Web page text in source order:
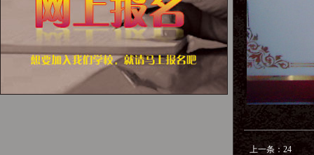
上一条： 24